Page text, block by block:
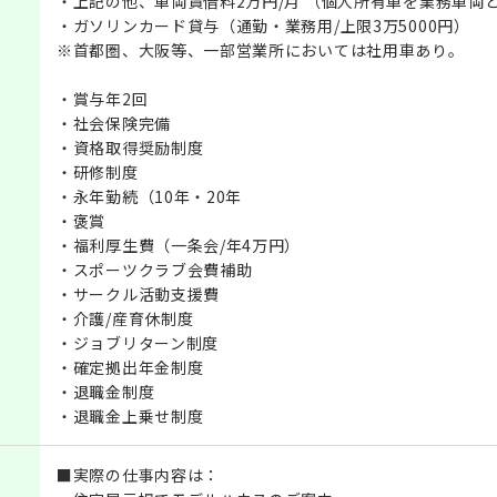
・ガソリンカード貸与（通勤・業務用/上限3万5000円）
※首都圏、大阪等、一部営業所においては社用車あり。
・賞与年2回
・社会保険完備
・資格取得奨励制度
・研修制度
・永年勤続（10年・20年
・褒賞
・福利厚生費（一条会/年4万円）
・スポーツクラブ会費補助
・サークル活動支援費
・介護/産育休制度
・ジョブリターン制度
・確定拠出年金制度
・退職金制度
・退職金上乗せ制度
■実際の仕事内容は：